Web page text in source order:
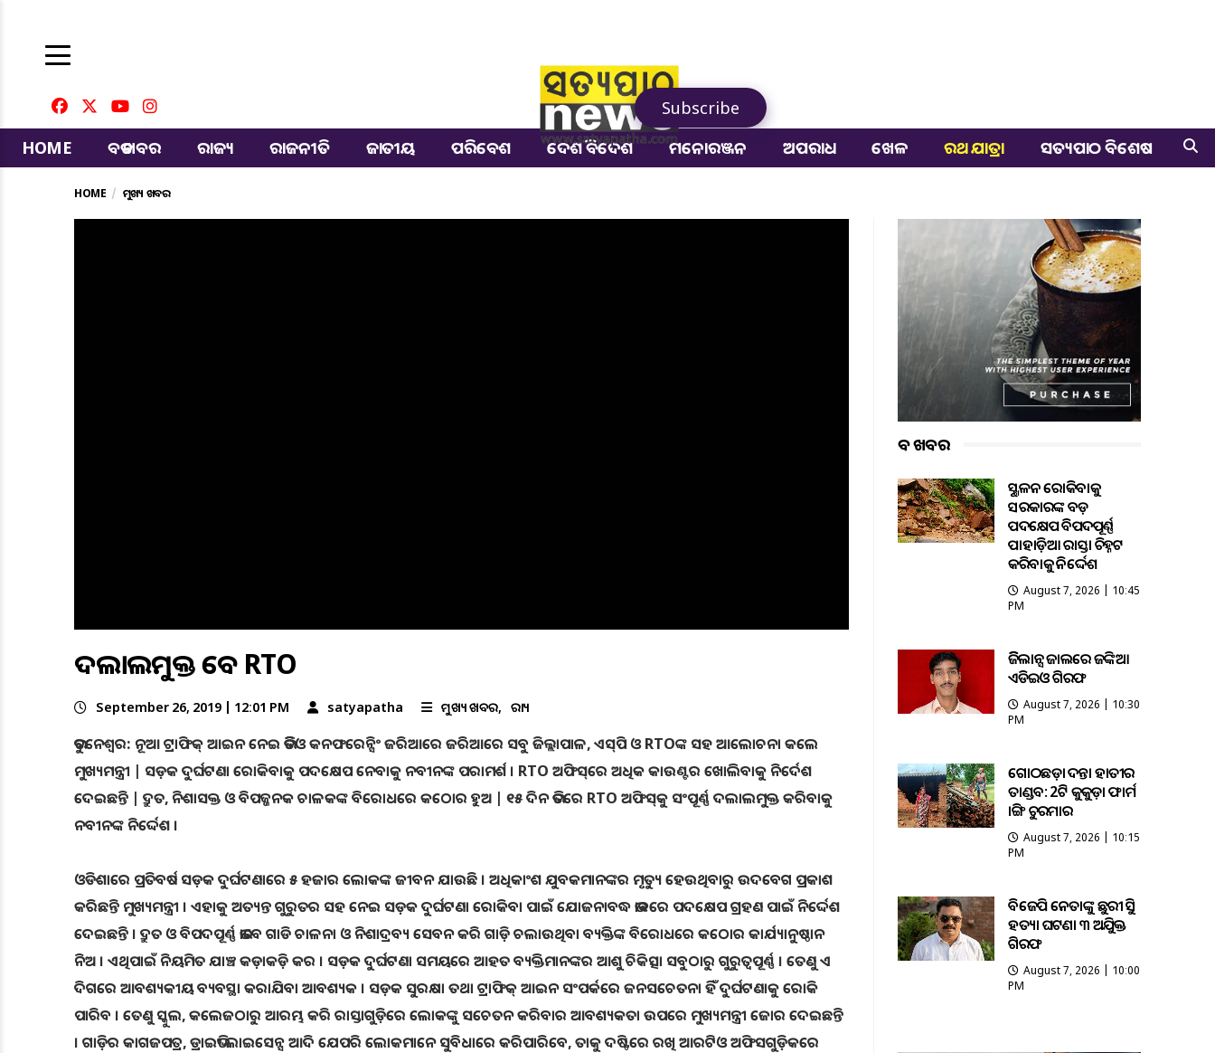
Subscribe
HOME
ବଡ ଖବର ରାଜ୍ୟ ରାଜନୀତି ଜାତୀୟ ପରିବେଶ ଦେଶ ବିଦେଶ ମନୋରଞ୍ଜନ ଅପରାଧ ଖେଳ ରଥ ଯାତ୍ରା ସତ୍ୟପାଠ ବିଶେଷ
HOME ମୁଖ୍ୟ ଖବର
ଦଲାଲମୁକ୍ତ ହେବ RTO
September 26, 2019 | 12:01 PM satyapatha ମୁଖ୍ୟ ଖବର ରାଜ୍ୟ
ଭୁବନେଶ୍ବର: ନୂଆ ଟ୍ରାଫିକ୍‌ ଆଇନ ନେଇ ଭିଡିଓ କନଫରେନ୍ସିଂ ଜରିଆରେ ଜରିଆରେ ସବୁ ଜିଲ୍ଲାପାଳ, ଏସ୍‌ପି ଓ RTOଙ୍କ ସହ ଆଲୋଚନା କଲେ
ମୁଖ୍ୟମନ୍ତ୍ରୀ | ସଡ଼କ ଦୁର୍ଘଟଣା ରୋକିବାକୁ ପଦକ୍ଷେପ ନେବାକୁ ନବୀନଙ୍କ ପରାମର୍ଶ । RTO ଅଫିସ୍‌ରେ ଅଧିକ କାଉଣ୍ଟର ଖୋଲିବାକୁ ନିର୍ଦେଶ
ଦେଇଛନ୍ତି | ଦ୍ରୁତ, ନିଶାସକ୍ତ ଓ ବିପଜ୍ଜନକ ଚାଳକଙ୍କ ବିରୋଧରେ କଠୋର ହୁଅ | ୧୫ ଦିନ ଭିତରେ RTO ଅଫିସ୍‌କୁ ସଂପୂର୍ଣ୍ଣ ଦଲାଲମୁକ୍ତ କରିବାକୁ
ନବୀନଙ୍କ ନିର୍ଦ୍ଦେଶ ।
ଓଡିଶାରେ ପ୍ରତିବର୍ଷ ସଡ଼କ ଦୁର୍ଘଟଣାରେ ୫ ହଜାର ଲୋକଙ୍କ ଜୀବନ ଯାଉଛି । ଅଧିକାଂଶ ଯୁବକମାନଙ୍କର ମୃତ୍ୟୁ ହେଉଥିବାରୁ ଉଦବେଗ ପ୍ରକାଶ
କରିଛନ୍ତି ମୁଖ୍ୟମନ୍ତ୍ରୀ । ଏହାକୁ ଅତ୍ୟନ୍ତ ଗୁରୁତର ସହ ନେଇ ସଡ଼କ ଦୁର୍ଘଟଣା ରୋକିବା ପାଇଁ ଯୋଜନାବଦ୍ଧ ଭାବରେ ପଦକ୍ଷେପ ଗ୍ରହଣ ପାଇଁ ନିର୍ଦ୍ଦେଶ
ଦେଇଛନ୍ତି । ଦ୍ରୁତ ଓ ବିପଦପୂର୍ଣ୍ଣ ଭାବେ ଗାଡି ଚାଳନା ଓ ନିଶାଦ୍ରବ୍ୟ ସେବନ କରି ଗାଡ଼ି ଚଲାଉଥିବା ବ୍ୟକ୍ତିଙ୍କ ବିରୋଧରେ କଠୋର କାର୍ଯ୍ୟାନୁଷ୍ଠାନ
ନିଅ । ଏଥିପାଇଁ ନିୟମିତ ଯାଞ୍ଚ କଡ଼ାକଡ଼ି କର । ସଡ଼କ ଦୁର୍ଘଟଣା ସମୟରେ ଆହତ ବ୍ୟକ୍ତିମାନଙ୍କର ଆଶୁ ଚିକିତ୍ସା ସବୁଠାରୁ ଗୁରୁତ୍ୱପୂର୍ଣ୍ଣ । ତେଣୁ ଏ
ଦିଗରେ ଆବଶ୍ୟକୀୟ ବ୍ୟବସ୍ଥା କରାଯିବା ଆବଶ୍ୟକ । ସଡ଼କ ସୁରକ୍ଷା ତଥା ଟ୍ରାଫିକ୍ ଆଇନ ସଂପର୍କରେ ଜନସଚେତନା ହିଁ ଦୁର୍ଘଟଣାକୁ ରୋକି
ପାରିବ । ତେଣୁ ସ୍କୁଲ, କଲେଜଠାରୁ ଆରମ୍ଭ କରି ରାସ୍ତାଗୁଡ଼ିରେ ଲୋକଙ୍କୁ ସଚେତନ କରିବାର ଆବଶ୍ୟକତା ଉପରେ ମୁଖ୍ୟମନ୍ତ୍ରୀ ଜୋର ଦେଇଛନ୍ତି
। ଗାଡ଼ିର କାଗଜପତ୍ର, ଡ୍ରାଇଭିଂ ଲାଇସେନ୍ସ ଆଦି ଯେପରି ଲୋକମାନେ ସୁବିଧାରେ କରିପାରିବେ, ତାକୁ ଦଷ୍ଟିରେ ରଖି ଆରଟିଓ ଅଫିସଗୁଡ଼ିକରେ
ବଡ ଖବର
ଭୂସ୍ଖଳନ ରୋକିବାକୁ
ସରକାରଙ୍କ ବଡ଼
ପଦକ୍ଷେପ ବିପଦପୂର୍ଣ୍ଣ
ପାହାଡ଼ିଆ ରାସ୍ତା ଚିହ୍ନଟ
କରିବାକୁ ନିର୍ଦ୍ଦେଶ
August 7, 2026 | 10:45
PM
ଭିଜିଲାନ୍ସ ଜାଲରେ ଜଙ୍କିଆ
ଏଡିଇଓ ଗିରଫ
August 7, 2026 | 10:30
PM
ଗୋଠଛଡ଼ା ଦନ୍ତା ହାତୀର
ତାଣ୍ଡବ: 2ଟି କୁକୁଡ଼ା ଫାର୍ମ
ଭାଙ୍ଗି ଚୁରମାର
August 7, 2026 | 10:15
PM
ବିଜେପି ନେତାଙ୍କୁ ଛୁରୀ ଭୁସି
ହତ୍ୟା ଘଟଣା ୩ ଅଭିଯୁକ୍ତ
ଗିରଫ
August 7, 2026 | 10:00
PM